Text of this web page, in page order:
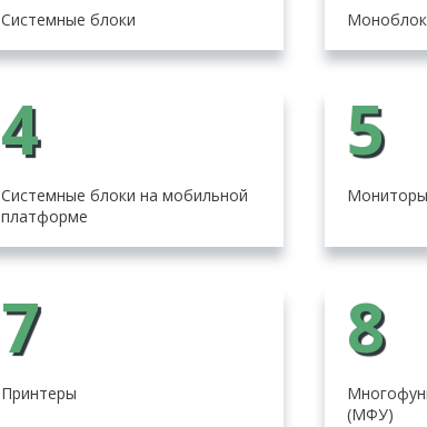
Системные блоки
4
Системные блоки на мобильной
платформе
5
Мониторы
7
Принтеры
8
(МФУ)